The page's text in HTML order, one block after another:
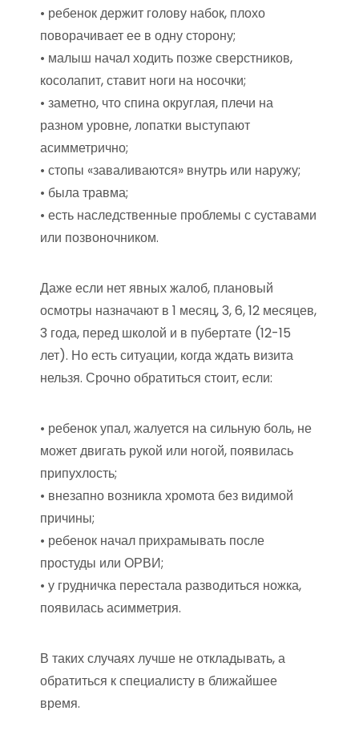
• ребенок держит голову набок, плохо
поворачивает ее в одну сторону;
• малыш начал ходить позже сверстников,
косолапит, ставит ноги на носочки;
• заметно, что спина округлая, плечи на
разном уровне, лопатки выступают
асимметрично;
• стопы «заваливаются» внутрь или наружу;
• была травма;
• есть наследственные проблемы с суставами
или позвоночником.
Даже если нет явных жалоб, плановый
осмотры назначают в 1 месяц, 3, 6, 12 месяцев,
3 года, перед школой и в пубертате (12-15
лет). Но есть ситуации, когда ждать визита
нельзя. Срочно обратиться стоит, если:
• ребенок упал, жалуется на сильную боль, не
может двигать рукой или ногой, появилась
припухлость;
• внезапно возникла хромота без видимой
причины;
• ребенок начал прихрамывать после
простуды или ОРВИ;
• у грудничка перестала разводиться ножка,
появилась асимметрия.
В таких случаях лучше не откладывать, а
обратиться к специалисту в ближайшее
время.